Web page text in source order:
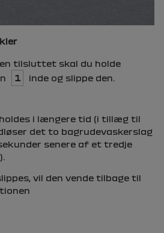
tilsluttet skal du holde
1 inde og slippe den.
i længere tid (i tillæg til
det to bagrudevaskerslag
senere af et tredje
vil den vende tilbage til